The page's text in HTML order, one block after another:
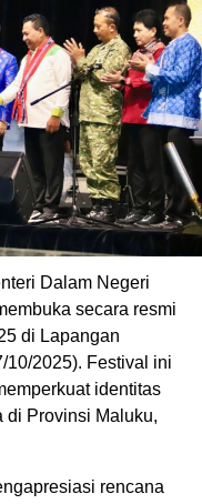
Dalam Negeri
secara resmi
di Lapangan
10/2025). Festival ini
identitas
di Provinsi Maluku,
rencana